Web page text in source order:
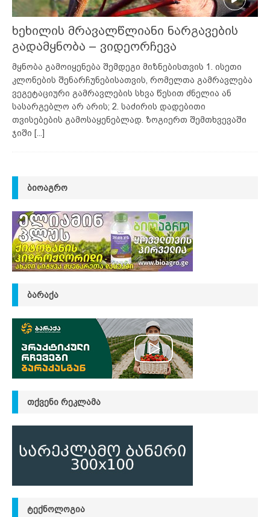
ხეხილის მრავალწლიანი ნარგავების
გადამყნობა – ვიდეორჩევა
მყნობა გამოიყენება შემდეგი მიზნებისთვის 1. ისეთი
კლონების შენარჩუნებისათვის, რომელთა გამრავლება
ვეგეტაციური გამრავლების სხვა წესით ძნელია ან
სასარგებლო არ არის; 2. საძირის დადებითი
თვისებების გამოსაყენებლად. ზოგიერთ შემთხვევაში
ჯიში [...]
ᲑᲘᲝᲐᲒᲠᲝ
ᲑᲐᲠᲐᲥᲐ
ᲗᲥᲕᲔᲜᲘ ᲠᲔᲙᲚᲐᲛᲐ
ᲢᲔᲥᲜᲝᲚᲝᲒᲘᲐ